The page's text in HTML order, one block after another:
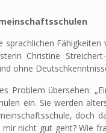
Christine
ohne
übersehen:
ein. Sie werden
doch
nicht gut geht? Wie